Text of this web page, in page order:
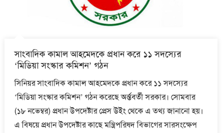
সাংবাদিক কামাল আহমেদকে প্রধান করে ১১ সদস্যের
‘মিডিয়া সংস্কার কমিশন’ গঠন
সিনিয়র সাংবাদিক কামাল আহমেদকে প্রধান করে ১১ সদস্যের
‘মিডিয়া সংস্কার কমিশন’ গঠন করেছে অর্ন্তবর্তী সরকার। সোমবার
(১৮ নভেম্বর) প্রধান উপদেষ্টার প্রেস উইং থেকে এ তথ্য জানানো হয়।
এ বিষয়ে প্রধান উপদেষ্টার কাছে মন্ত্রিপরিষদ বিভাগের সারসংক্ষেপ